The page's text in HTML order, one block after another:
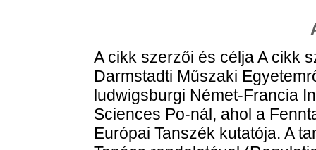
A cikk szerzői és célja A cikk
Darmstadti Műszaki
ludwigsburgi Német-Francia
Sciences Po-nál, ahol a
Európai Tanszék kutatója. A